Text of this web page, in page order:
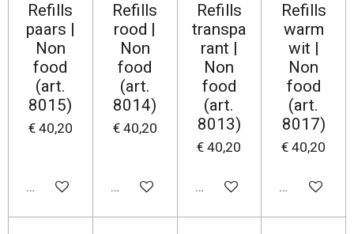
Refills
paars |
Non
food
(art.
8015)
€ 40,20
In winkelwagen
Refills
rood |
Non
food
(art.
8014)
€ 40,20
In winkelwagen
Refills
transpa
rant |
Non
food
(art.
8013)
€ 40,20
In winkelwagen
Refills
warm
wit |
Non
food
(art.
8017)
€ 40,20
In